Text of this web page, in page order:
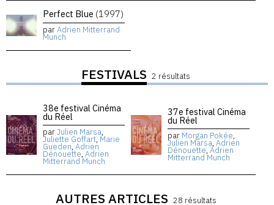
Perfect Blue (1997)
parAdrien Mitterrand
Munch
FESTIVALS 2 résultats
38e festival Cinéma
du Réel
parJulien Marsa,
Juliette Goffart, Marie
Gueden, Adrien
Dénouette, Adrien
Mitterrand Munch
37e festival Cinéma
du Réel
par Morgan Pokée,
Julien Marsa, Adrien
Dénouette, Adrien
Mitterrand Munch
AUTRES ARTICLES 28 résultats